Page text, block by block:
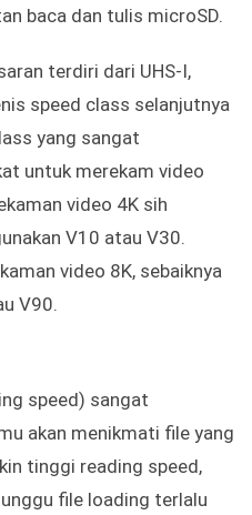
baca dan tulis microSD.
terdiri dari UHS-I,
speed class selanjutnya
yang sangat
untuk merekam video
video 4K sih
V10 atau V30.
video 8K, sebaiknya
V90.
speed) sangat
akan menikmati file yang
tinggi reading speed,
file loading terlalu